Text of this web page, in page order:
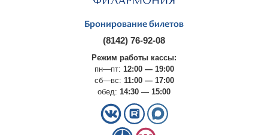
Бронирование билетов
(8142) 76-92-08
Режим работы кассы:
пн—пт: 12:00 — 19:00
сб—вс: 11:00 — 17:00
обед: 14:30 — 15:00